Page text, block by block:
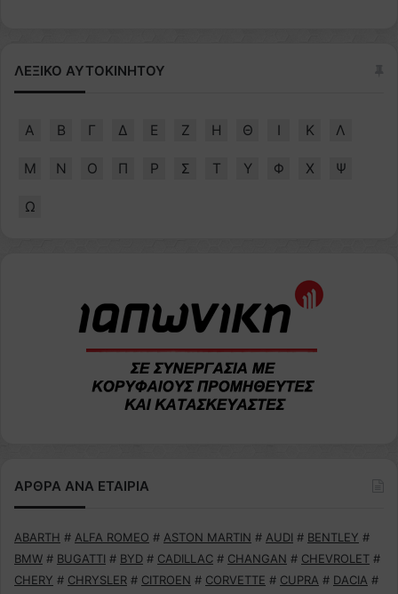
ΛΕΞΙΚΟ ΑΥΤΟΚΙΝΗΤΟΥ
Α Β Γ Δ Ε Ζ Η Θ Ι Κ Λ
Μ Ν Ο Π Ρ Σ Τ Υ Φ Χ Ψ
Ω
ΑΡΘΡΑ ΑΝΑ ΕΤΑΙΡΙΑ
ABARTH # ALFA ROMEO # ASTON MARTIN # AUDI # BENTLEY #
BMW # BUGATTI # BYD # CADILLAC # CHANGAN # CHEVROLET #
CHERY # CHRYSLER # CITROEN # CORVETTE # CUPRA # DACIA #